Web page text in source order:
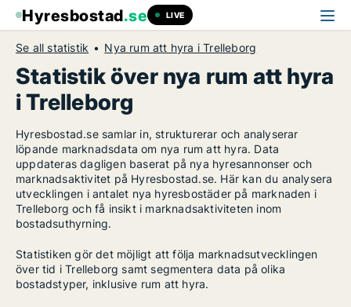
Hyresbostad.se LIVE
Se all statistik Nya rum att hyra i Trelleborg
Statistik över nya rum att hyra
i Trelleborg
Hyresbostad.se samlar in, strukturerar och analyserar
löpande marknadsdata om nya rum att hyra. Data
uppdateras dagligen baserat på nya hyresannonser och
marknadsaktivitet på Hyresbostad.se. Här kan du analysera
utvecklingen i antalet nya hyresbostäder på marknaden i
Trelleborg och få insikt i marknadsaktiviteten inom
bostadsuthyrning.
Statistiken gör det möjligt att följa marknadsutvecklingen
över tid i Trelleborg samt segmentera data på olika
bostadstyper, inklusive rum att hyra.